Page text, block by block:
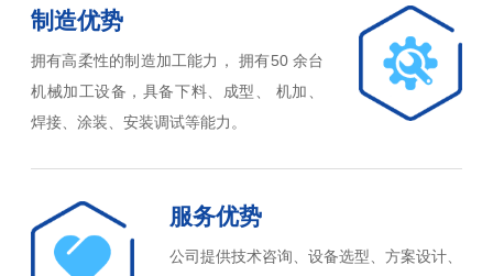
制造优势
拥有高柔性的制造加工能力， 拥有50 余台
机械加工设备，具备下料、成型、 机加、
焊接、涂装、安装调试等能力。
服务优势
公司提供技术咨询、设备选型、方案设计、